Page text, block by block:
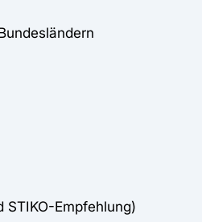
Empfehlung)